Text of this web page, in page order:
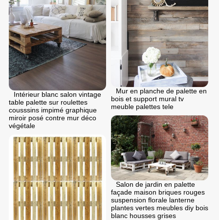
Mur en planche de palette en
bois et support mural tv
meuble palettes tele
Intérieur blanc salon vintage
table palette sur roulettes
cousssins impimé graphique
miroir posé contre mur déco
végétale
Salon de jardin en palette
façade maison briques rouges
suspension florale lanterne
plantes vertes meubles diy bois
blanc housses grises